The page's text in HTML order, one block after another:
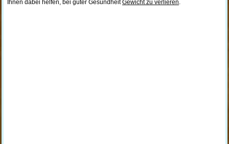
Ihnen dabei helfen, bei guter GesundheitGewicht zu verlieren.